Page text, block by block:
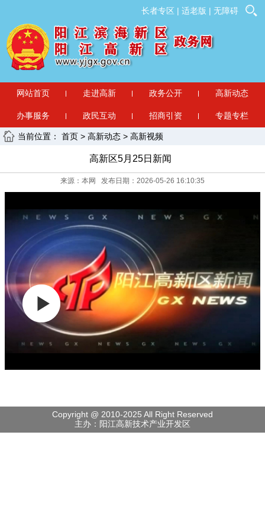
长者专区 | 适老版 | 无障碍
网站首页 走进高新 政务公开 高新动态
办事服务 政民互动 招商引资 专题专栏
当前位置： 首页 > 高新动态 > 高新视频
高新区5月25日新闻
来源：本网 发布日期：2026-05-26 16:10:35
Copyright @ 2010-2025 All Right Reserved
主办：阳江高新技术产业开发区